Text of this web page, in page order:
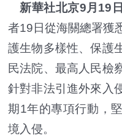
新華社北京9月19
者19日從海關總署獲
護生物多樣性、保護
民法院、最高人民檢
針對非法引進外來入
期1年的專項行動，
境入侵。